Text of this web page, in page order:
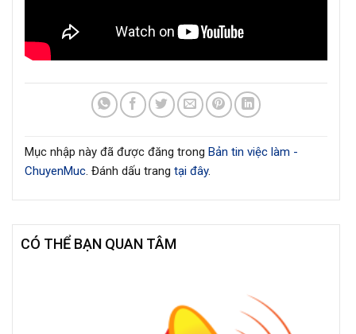
Mục nhập này đã được đăng trong Bản tin việc làm -
ChuyenMuc. Đánh dấu trang tại đây.
CÓ THỂ BẠN QUAN TÂM